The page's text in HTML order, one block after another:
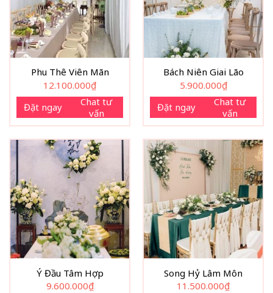
Phu Thê Viên Mãn
12.100.000₫
Đặt ngay
Chat tư
vấn
Bách Niên Giai Lão
5.900.000₫
Đặt ngay
Chat tư
vấn
Ý Đầu Tâm Hợp
9.600.000₫
Song Hỷ Lâm Môn
11.500.000₫